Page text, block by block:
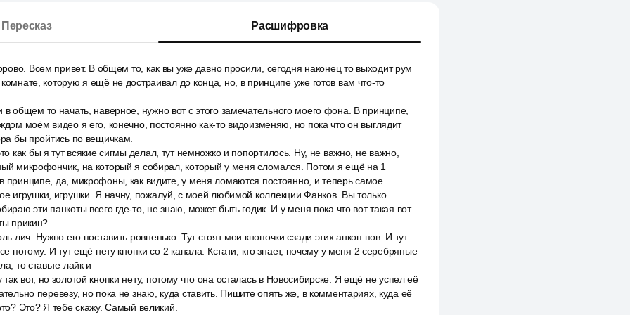
Пересказ Расшифровка
Всем привет. В общем то, как вы уже давно просили, сегодня наконец то выходит рум
которую я ещё не достраивал до конца, но, в принципе уже готов вам что-то
общем то начать, наверное, нужно вот с этого замечательного моего фона. В принципе,
моём видео я его, конечно, постоянно как-то видоизменяю, но пока что он выглядит
бы пройтись по вещичкам.
как бы я тут всякие сигмы делал, тут немножко и попортилось. Ну, не важно, не важно,
микрофончик, на который я собирал, который у меня сломался. Потом я ещё на 1
принципе, да, микрофоны, как видите, у меня ломаются постоянно, и теперь самое
игрушки, игрушки. Я начну, пожалуй, с моей любимой коллекции Фанков. Вы только
эти панкоты всего где-то, не знаю, может быть годик. И у меня пока что вот такая вот
прикин?
лич. Нужно его поставить ровненько. Тут стоят мои кнопочки сзади этих анкоп пов. И тут
потому. И тут ещё нету кнопки со 2 канала. Кстати, кто знает, почему у меня 2 серебряные
то ставьте лайк и
вот, но золотой кнопки нету, потому что она осталась в Новосибирске. Я ещё не успел её
перевезу, но пока не знаю, куда ставить. Пишите опять же, в комментариях, куда её
Это? Я тебе скажу. Самый великий.